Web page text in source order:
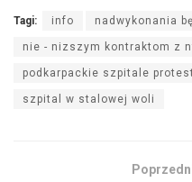
Tagi: info nadwykonania
nie - nizszym kontraktom z
podkarpackie szpitale
szpital w stalowej woli